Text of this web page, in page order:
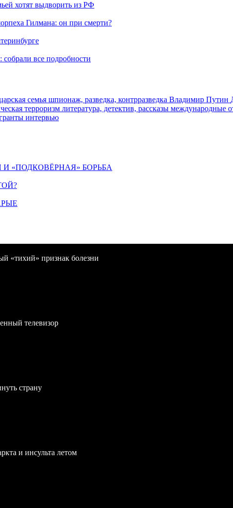
хотят выдворить из РФ
Гилмана: он при смерти?
все подробности
семья шпионаж, разведка, контрразведка Владимир Путин
терроризм литература, детектив, рассказы международные
интервью
«ПОДКОВЁРНАЯ» БОРЬБА
«тихий» признак болезни
телевизор
страну
и инсульта летом